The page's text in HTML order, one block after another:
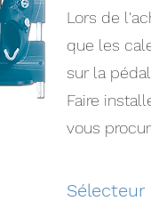
Lors de
que les
sur la
Faire
vous
Sélecteur